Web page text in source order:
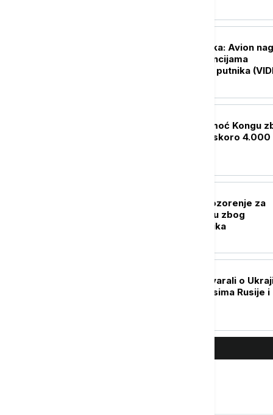
Drama iznad oblaka: Avion
propao, u turbulencijama
povređeno čak 12 putnika
SZO pojačava pomoć Kongu
epidemije ebole, skoro 4.000
SAD pooštrile upozorenje za
putovanja u Belgiju zbog
bezbednosnih rizika
Putin i Lula razgovarali o
bilateralnim odnosima Rusije i